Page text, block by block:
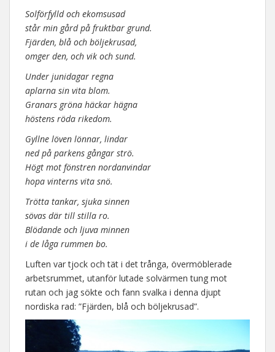
Solförfylld och ekomsusad
står min gård på fruktbar grund.
Fjärden, blå och böljekrusad,
omger den, och vik och sund.
Under junidagar regna
aplarna sin vita blom.
Granars gröna häckar hägna
höstens röda rikedom.
Gyllne löven lönnar, lindar
ned på parkens gångar strö.
Högt mot fönstren nordanvindar
hopa vinterns vita snö.
Trötta tankar, sjuka sinnen
sövas där till stilla ro.
Blödande och ljuva minnen
i de låga rummen bo.
Luften var tjock och tät i det trånga, övermöblerade
arbetsrummet, utanför lutade solvärmen tung mot
rutan och jag sökte och fann svalka i denna djupt
nordiska rad: ”Fjärden, blå och böljekrusad”.